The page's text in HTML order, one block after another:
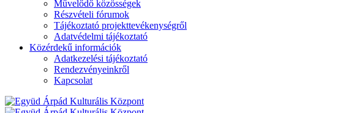
Művelődő közösségek
Részvételi fórumok
Tájékoztató projekttevékenységről
Adatvédelmi tájékoztató
Közérdekű információk
Adatkezelési tájékoztató
Rendezvényeinkről
Kapcsolat